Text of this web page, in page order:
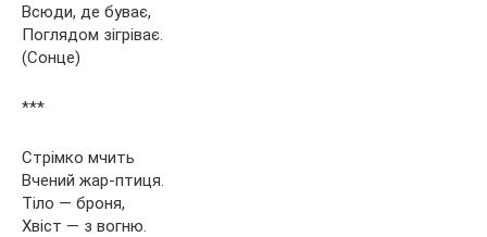
Всюди, де буває,
Поглядом зігріває.
(Сонце)
***
Стрімко мчить
Вчений жар-птиця.
Тіло — броня,
Хвіст — з вогню.